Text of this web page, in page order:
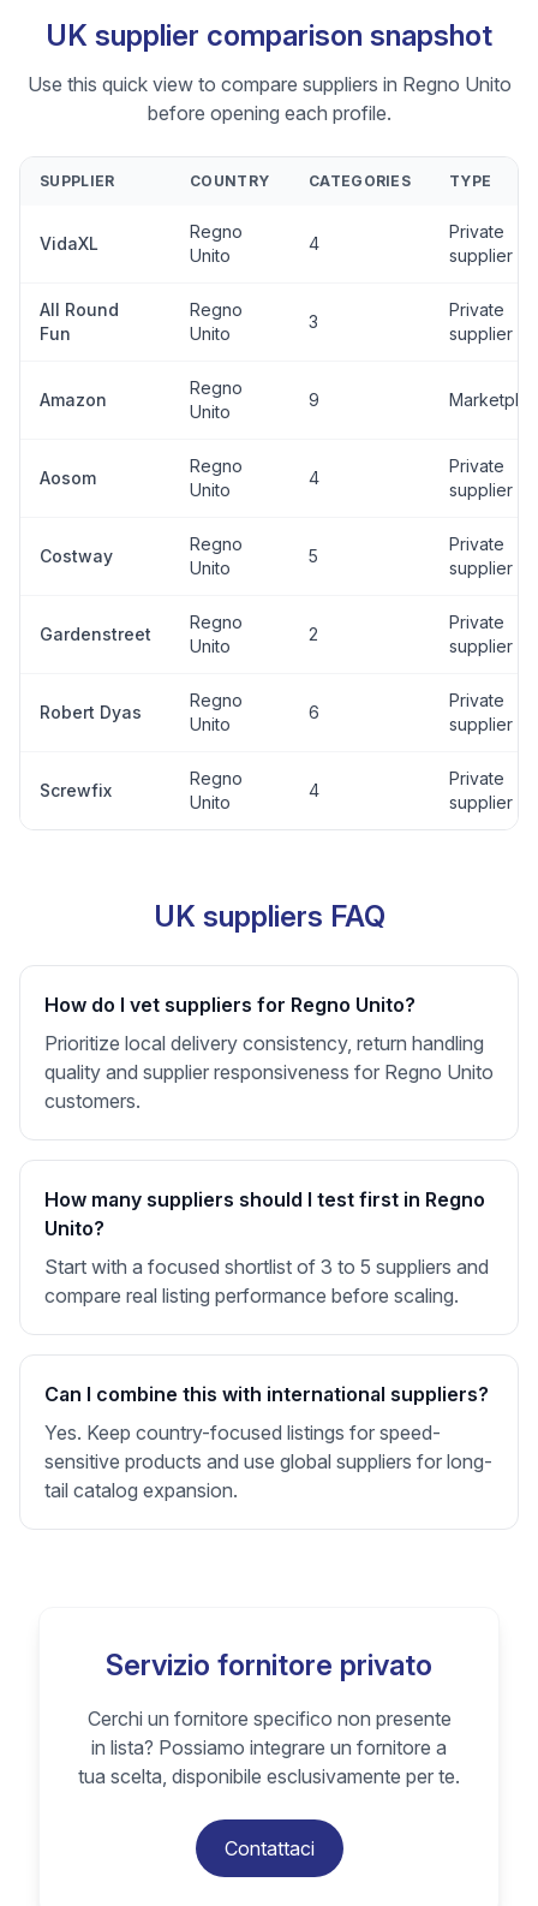
UK supplier comparison snapshot
Use this quick view to compare suppliers in Regno Unito
before opening each profile.
SUPPLIER COUNTRY CATEGORIES TYPE
VidaXL
Regno
Unito
4
Private
supplier
All Round
Fun
Regno
Unito
3
Private
supplier
Amazon
Regno
Unito
9
Aosom
Regno
Unito
4
Private
supplier
Costway
Regno
Unito
5
Private
supplier
Gardenstreet
Regno
Unito
2
Private
supplier
Robert Dyas
Regno
Unito
6
Private
supplier
Screwfix
Regno
Unito
4
Private
supplier
UK suppliers FAQ
How do I vet suppliers for Regno Unito?
Prioritize local delivery consistency, return handling
quality and supplier responsiveness for Regno Unito
customers.
How many suppliers should I test first in Regno
Unito?
Start with a focused shortlist of 3 to 5 suppliers and
compare real listing performance before scaling.
Can I combine this with international suppliers?
Yes. Keep country-focused listings for speed-
sensitive products and use global suppliers for long-
tail catalog expansion.
Servizio fornitore privato
Cerchi un fornitore specifico non presente
in lista? Possiamo integrare un fornitore a
tua scelta, disponibile esclusivamente per te.
Contattaci